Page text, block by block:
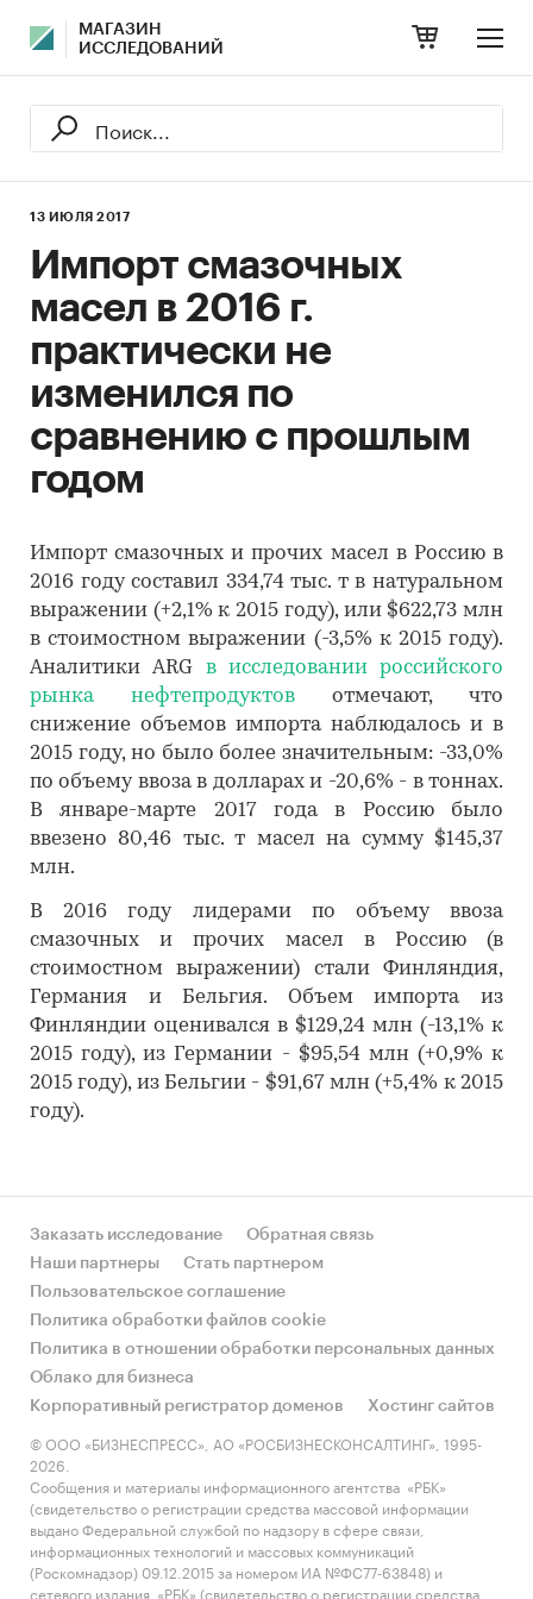
МАГАЗИН
ИССЛЕДОВАНИЙ
13 ИЮЛЯ 2017
Импорт смазочных
масел в 2016 г.
практически не
изменился по
сравнению с прошлым
годом
Импорт смазочных и прочих масел в Россию в
2016 году составил 334,74 тыс. т в натуральном
выражении (+2,1% к 2015 году), или $622,73 млн
в стоимостном выражении (-3,5% к 2015 году).
Аналитики ARG в исследовании российского
рынка нефтепродуктов отмечают, что
снижение объемов импорта наблюдалось и в
2015 году, но было более значительным: -33,0%
по объему ввоза в долларах и -20,6% - в тоннах.
В январе-марте 2017 года в Россию было
ввезено 80,46 тыс. т масел на сумму $145,37
млн.
В 2016 году лидерами по объему ввоза
смазочных и прочих масел в Россию (в
стоимостном выражении) стали Финляндия,
Германия и Бельгия. Объем импорта из
Финляндии оценивался в $129,24 млн (-13,1% к
2015 году), из Германии - $95,54 млн (+0,9% к
2015 году), из Бельгии - $91,67 млн (+5,4% к 2015
году).
Заказать исследование
Обратная связь
Наши партнеры
Стать партнером
Пользовательское соглашение
Политика обработки файлов cookie
Политика в отношении обработки персональных данных
Облако для бизнеса
Корпоративный регистратор доменов
Хостинг сайтов
© ООО «БИЗНЕСПРЕСС», АО «РОСБИЗНЕСКОНСАЛТИНГ», 1995-
2026.
Сообщения и материалы информационного агентства «РБК»
(свидетельство о регистрации средства массовой информации
выдано Федеральной службой по надзору в сфере связи,
информационных технологий и массовых коммуникаций
(Роскомнадзор) 09.12.2015 за номером ИА №ФС77-63848) и
сетевого издания «РБК» (свидетельство о регистрации средства